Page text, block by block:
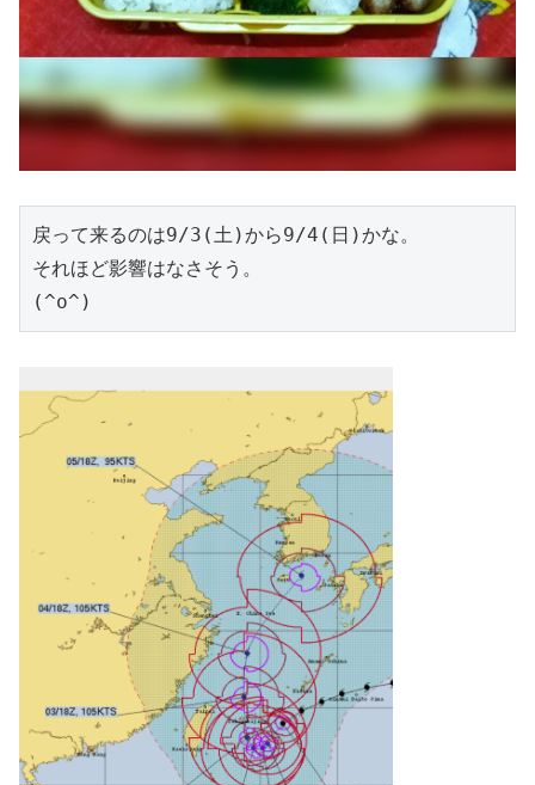
戻って来るのは9/3(土)から9/4(日)かな。
それほど影響はなさそう。
(^o^)